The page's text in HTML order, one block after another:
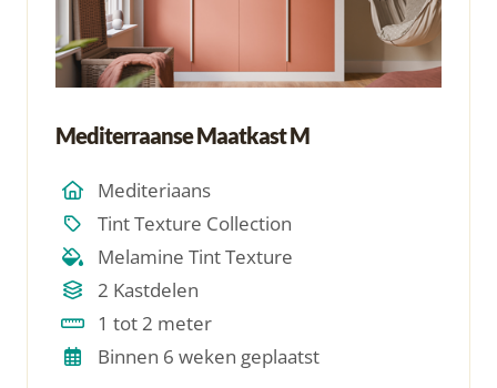
Mediterraanse Maatkast M
Mediteriaans
Tint Texture Collection
Melamine Tint Texture
2 Kastdelen
1 tot 2 meter
Binnen 6 weken geplaatst